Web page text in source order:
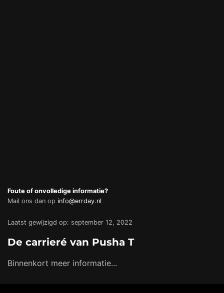
Foute of onvolledige informatie?
Mail ons dan op info@errday.nl
Laatst gewijzigd op: september 12, 2022
De carrieré van Pusha T
Binnenkort meer informatie...